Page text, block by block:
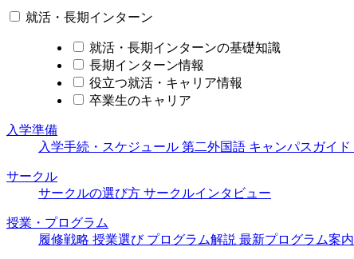
就活・長期インターン
就活・長期インターンの基礎知識
長期インターン情報
役立つ就活・キャリア情報
卒業生のキャリア
入学準備
入学手続・スケジュール 第二外国語 キャンパスガイド
サークル
サークルの選び方 サークルインタビュー
授業・プログラム
履修戦略 授業選び プログラム解説 最新プログラム案内